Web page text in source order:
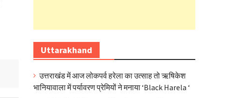
Uttarakhand
उत्तराखंड में आज लोकपर्व हरेला का उत्साह तो ऋषिकेश
भानियावाला में पर्यावरण प्रेमियों ने मनाया ‘Black Harela ‘